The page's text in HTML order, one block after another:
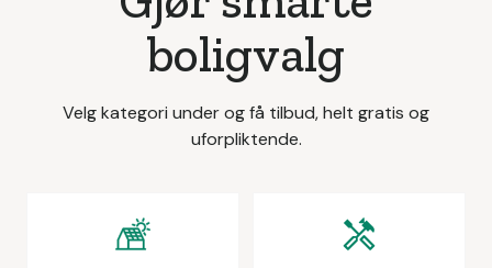
boligvalg
Velg kategori under og få tilbud, helt gratis og
uforpliktende.